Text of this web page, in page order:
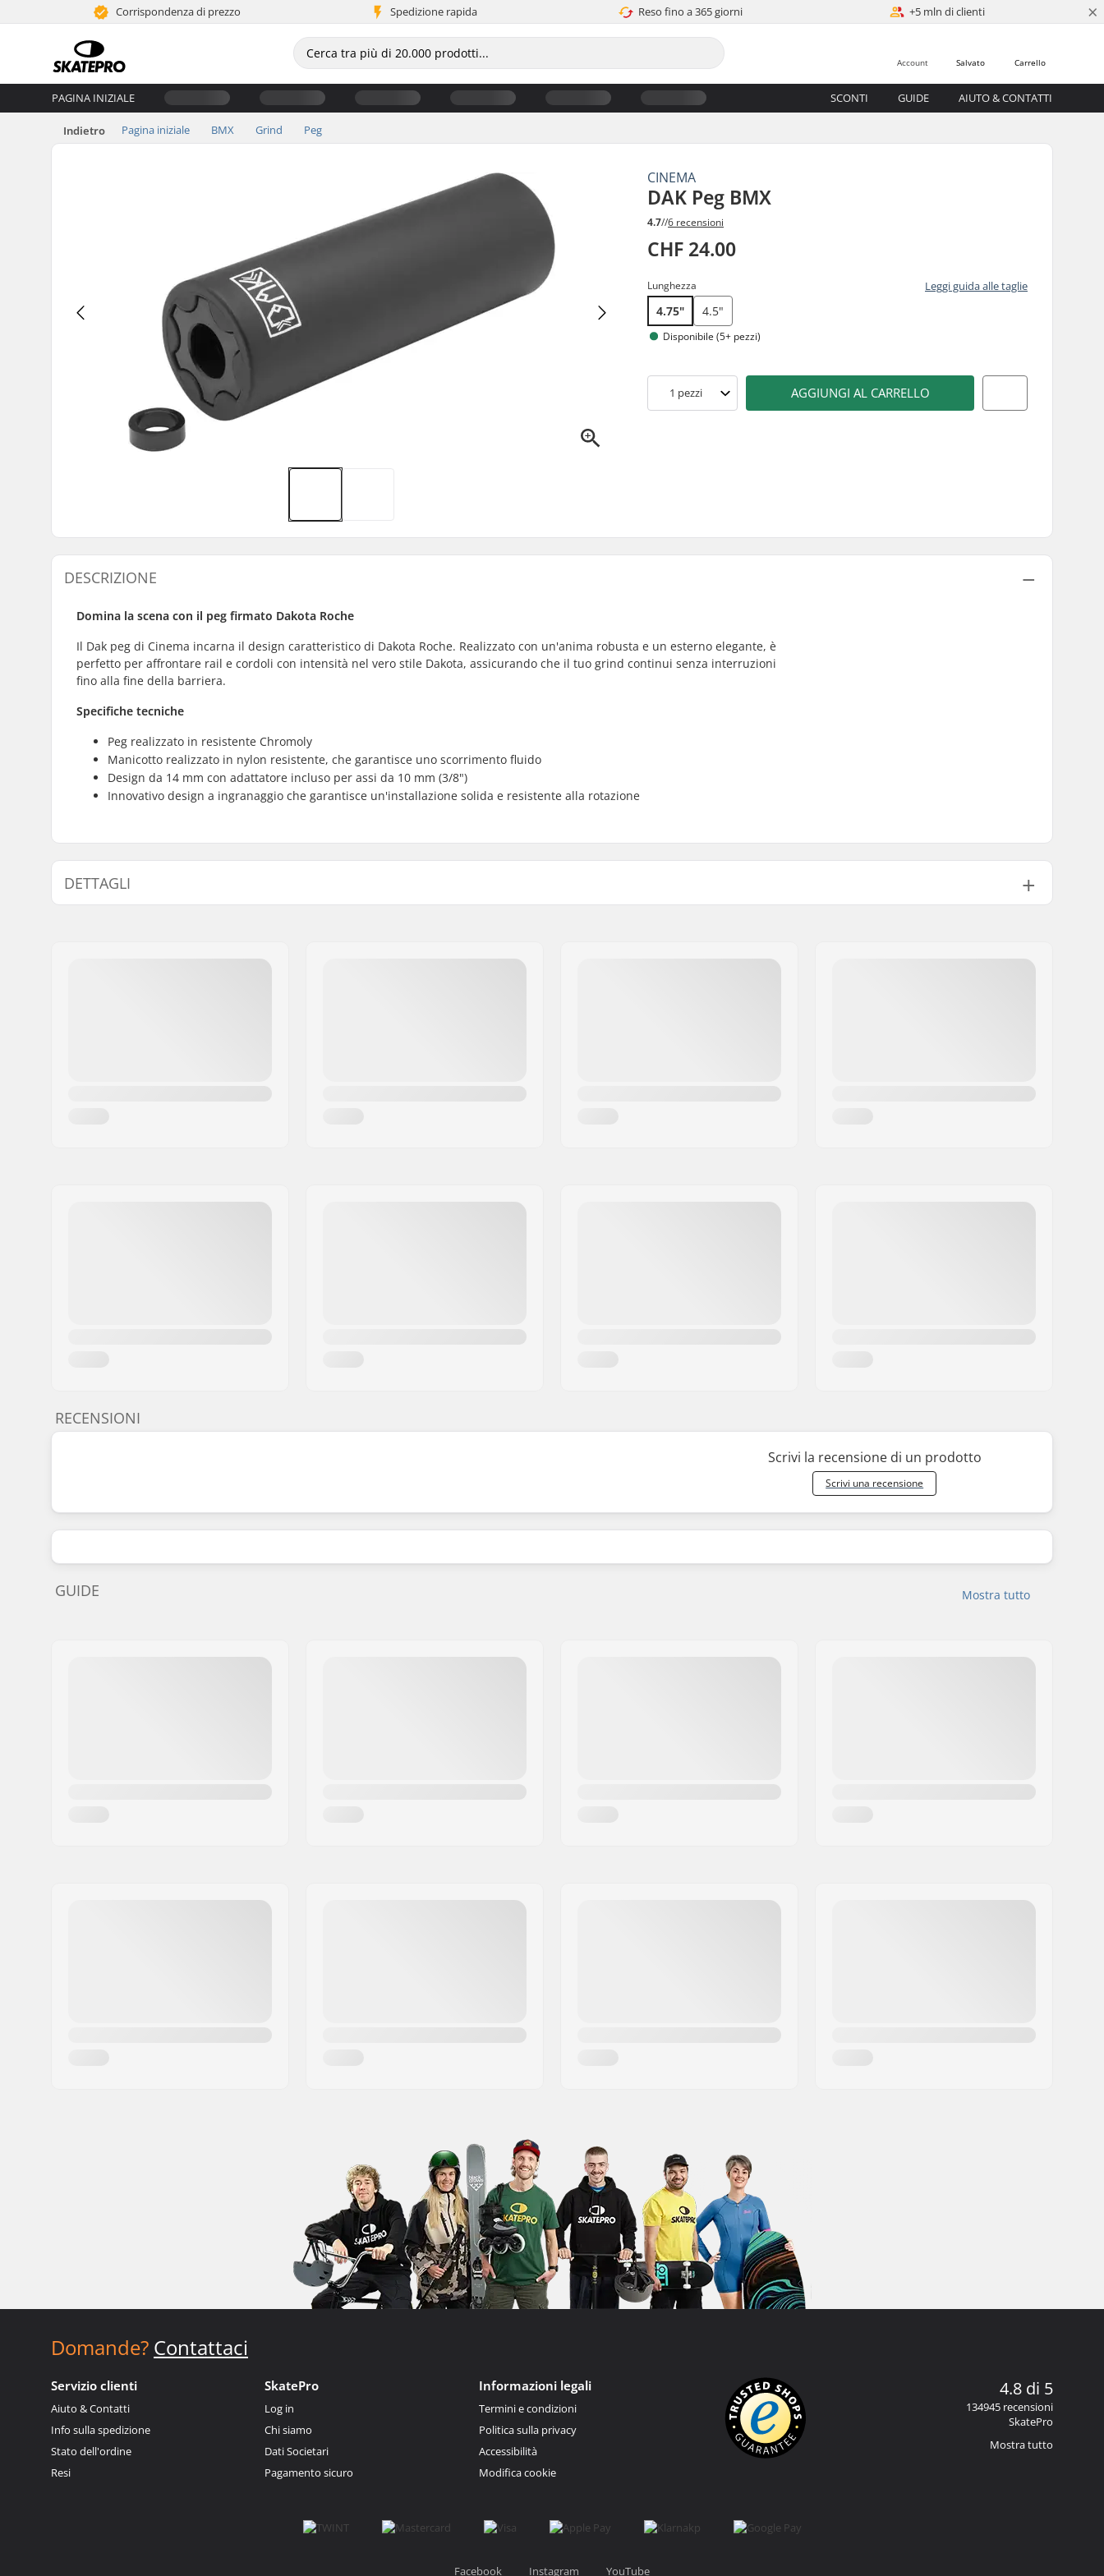
Corrispondenza di prezzo Spedizione rapida Reso fino a 365 giorni +5 mln di clienti ×
Carrello
Salvato
Account
PAGINA INIZIALE SCONTI GUIDE AIUTO & CONTATTI
Indietro Pagina iniziale BMX Grind Peg
CINEMA
DAK Peg BMX
4.7//6 recensioni
CHF 24.00
Lunghezza Leggi guida alle taglie
4.75" 4.5"
Disponibile (5+ pezzi)
1 pezzi AGGIUNGI AL CARRELLO
DESCRIZIONE
Domina la scena con il peg firmato Dakota Roche
Il Dak peg di Cinema incarna il design caratteristico di Dakota Roche. Realizzato con un'anima robusta e un esterno elegante, è
perfetto per affrontare rail e cordoli con intensità nel vero stile Dakota, assicurando che il tuo grind continui senza interruzioni
fino alla fine della barriera.
Specifiche tecniche
Peg realizzato in resistente Chromoly
Manicotto realizzato in nylon resistente, che garantisce uno scorrimento fluido
Design da 14 mm con adattatore incluso per assi da 10 mm (3/8")
Innovativo design a ingranaggio che garantisce un'installazione solida e resistente alla rotazione
DETTAGLI
RECENSIONI
Scrivi la recensione di un prodotto
Scrivi una recensione
Mostra tutto
GUIDE
Domande? Contattaci
Servizio clienti
Aiuto & Contatti
Info sulla spedizione
Stato dell'ordine
Resi
SkatePro
Log in
Chi siamo
Dati Societari
Pagamento sicuro
Informazioni legali
Termini e condizioni
Politica sulla privacy
Accessibilità
Modifica cookie
4.8 di 5
134945 recensioni
SkatePro
Mostra tutto
Facebook Instagram YouTube